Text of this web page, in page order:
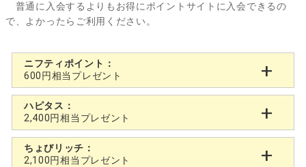
普通に入会するよりもお得にポイントサイトに入会できるの
で、よかったらご利用ください。
ニフティポイント：
600円相当プレゼント
ハピタス：
2,400円相当プレゼント
ちょびリッチ：
2,100円相当プレゼント